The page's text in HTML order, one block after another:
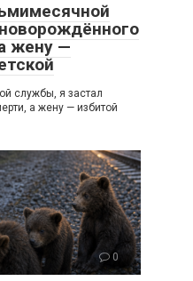
жену —
службы, я застал
а жену — избитой
0